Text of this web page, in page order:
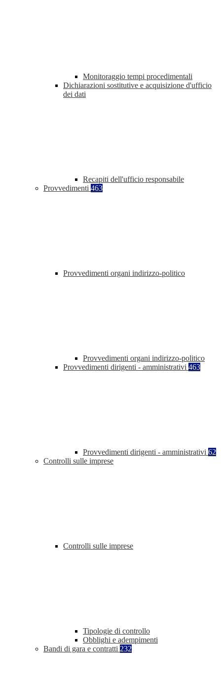
Monitoraggio tempi procedimentali
Dichiarazioni sostitutive e acquisizione d'ufficio
dei dati
Recapiti dell'ufficio responsabile
Provvedimenti 463
Provvedimenti organi indirizzo-politico
Provvedimenti organi indirizzo-politico
Provvedimenti dirigenti - amministrativi 463
Provvedimenti dirigenti - amministrativi 62
Controlli sulle imprese
Controlli sulle imprese
Tipologie di controllo
Obblighi e adempimenti
Bandi di gara e contratti 232